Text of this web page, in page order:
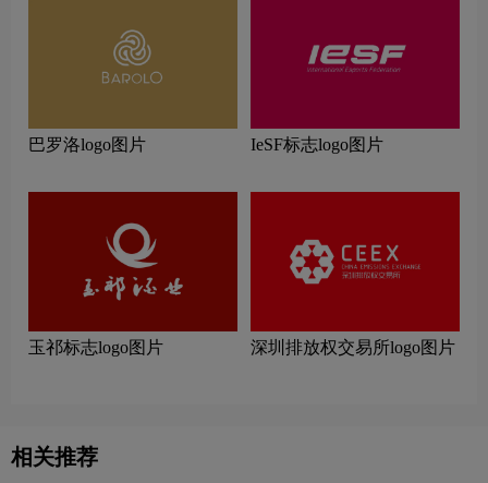
巴罗洛logo图片 IeSF标志logo图片
玉祁标志logo图片 深圳排放权交易所logo图片
相关推荐